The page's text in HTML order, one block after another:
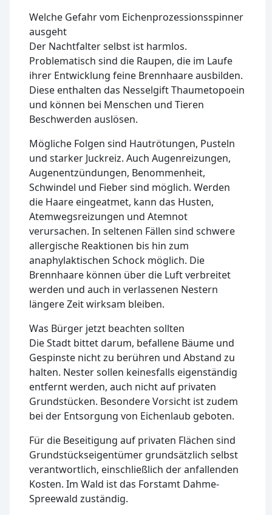
Welche Gefahr vom Eichenprozessionsspinner
ausgeht
Der Nachtfalter selbst ist harmlos.
Problematisch sind die Raupen, die im Laufe
ihrer Entwicklung feine Brennhaare ausbilden.
Diese enthalten das Nesselgift Thaumetopoein
und können bei Menschen und Tieren
Beschwerden auslösen.
Mögliche Folgen sind Hautrötungen, Pusteln
und starker Juckreiz. Auch Augenreizungen,
Augenentzündungen, Benommenheit,
Schwindel und Fieber sind möglich. Werden
die Haare eingeatmet, kann das Husten,
Atemwegsreizungen und Atemnot
verursachen. In seltenen Fällen sind schwere
allergische Reaktionen bis hin zum
anaphylaktischen Schock möglich. Die
Brennhaare können über die Luft verbreitet
werden und auch in verlassenen Nestern
längere Zeit wirksam bleiben.
Was Bürger jetzt beachten sollten
Die Stadt bittet darum, befallene Bäume und
Gespinste nicht zu berühren und Abstand zu
halten. Nester sollen keinesfalls eigenständig
entfernt werden, auch nicht auf privaten
Grundstücken. Besondere Vorsicht ist zudem
bei der Entsorgung von Eichenlaub geboten.
Für die Beseitigung auf privaten Flächen sind
Grundstückseigentümer grundsätzlich selbst
verantwortlich, einschließlich der anfallenden
Kosten. Im Wald ist das Forstamt Dahme-
Spreewald zuständig.